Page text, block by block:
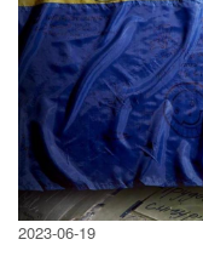
2023-06-19